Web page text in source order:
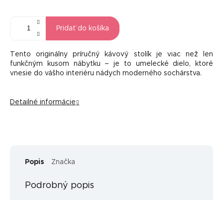
Pridať do košíka
Tento originálny príručný kávový stolík je viac než len
funkčným kusom nábytku – je to umelecké dielo, ktoré
vnesie do vášho interiéru nádych moderného sochárstva.
Detailné informácie
Popis Značka
Podrobný popis